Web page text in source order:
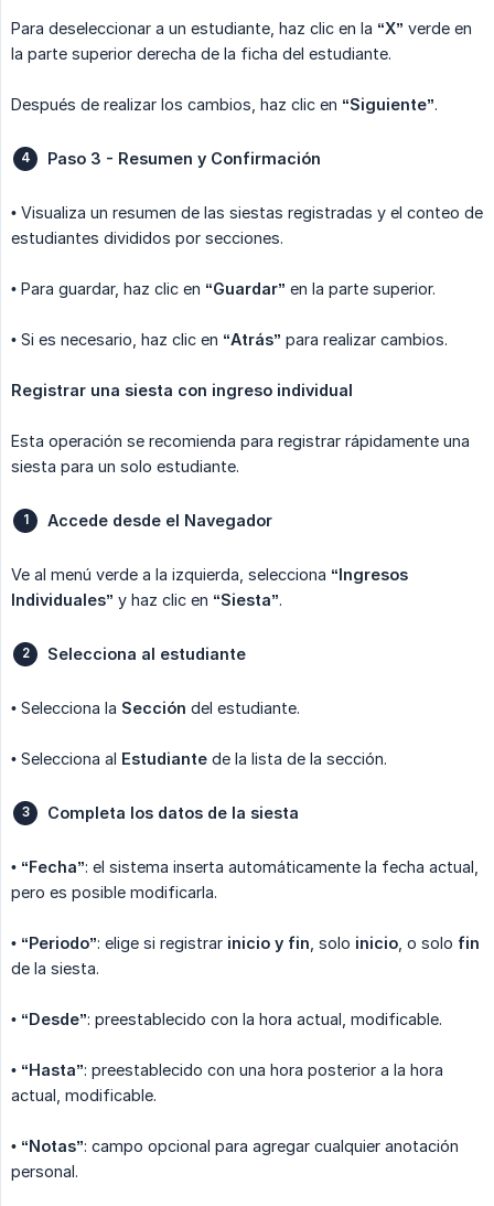
Para deseleccionar a un estudiante, haz clic en la “X” verde en
la parte superior derecha de la ficha del estudiante.
Después de realizar los cambios, haz clic en “Siguiente”.
Paso 3 - Resumen y Confirmación
• Visualiza un resumen de las siestas registradas y el conteo de
estudiantes divididos por secciones.
• Para guardar, haz clic en “Guardar” en la parte superior.
• Si es necesario, haz clic en “Atrás” para realizar cambios.
Registrar una siesta con ingreso individual
Esta operación se recomienda para registrar rápidamente una
siesta para un solo estudiante.
Accede desde el Navegador
Ve al menú verde a la izquierda, selecciona “Ingresos
Individuales” y haz clic en “Siesta”.
Selecciona al estudiante
• Selecciona la Sección del estudiante.
• Selecciona al Estudiante de la lista de la sección.
Completa los datos de la siesta
• “Fecha”: el sistema inserta automáticamente la fecha actual,
pero es posible modificarla.
• “Periodo”: elige si registrar inicio y fin , solo inicio , o solo fin
de la siesta.
• “Desde”: preestablecido con la hora actual, modificable.
• “Hasta”: preestablecido con una hora posterior a la hora
actual, modificable.
• “Notas”: campo opcional para agregar cualquier anotación
personal.